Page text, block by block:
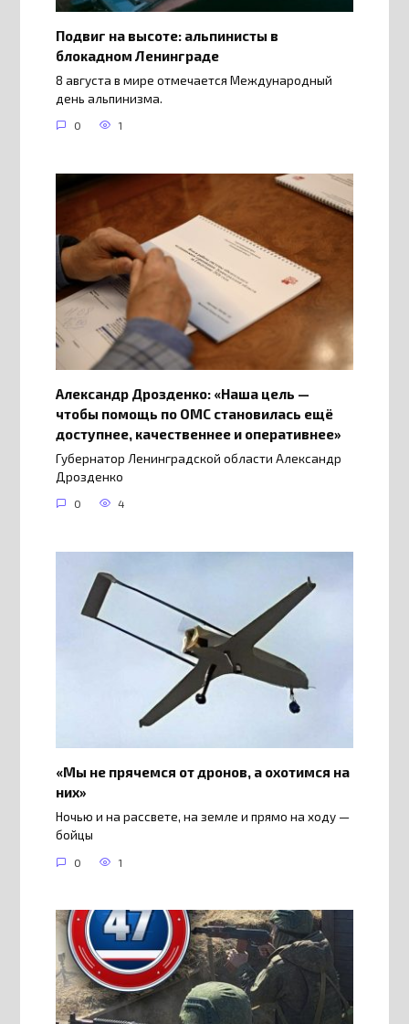
Подвиг на высоте: альпинисты в
блокадном Ленинграде
8 августа в мире отмечается Международный
день альпинизма.
0 1
Александр Дрозденко: «Наша цель —
чтобы помощь по ОМС становилась ещё
доступнее, качественнее и оперативнее»
Губернатор Ленинградской области Александр
Дрозденко
0 4
«Мы не прячемся от дронов, а охотимся на
них»
Ночью и на рассвете, на земле и прямо на ходу —
бойцы
0 1